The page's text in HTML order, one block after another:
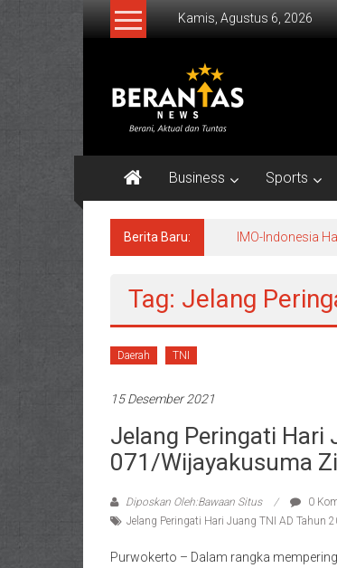
Lompat
Kamis, Agustus 6, 2026
BERANTAS
NEWS
Tuntas.
Business Sports
Berita Baru: IMO-Indonesia
Tag: Jelang
Daerah TNI
15 Desember 2021
Jelang Peringati Hari
071/Wijayakusuma
Diposkan Oleh:Bawaan Situs
0
Jelang Peringati Hari Juang TNI AD Tahun
Purwokerto – Dalam rangka